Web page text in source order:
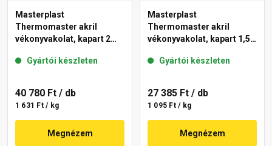
Masterplast
Thermomaster akril
vékonyvakolat, kapart 2
Gyártói készleten
40 780 Ft / db
1 631 Ft / kg
Megnézem
Masterplast
Thermomaster akril
vékonyvakolat, kapart 1,5
Gyártói készleten
27 385 Ft / db
1 095 Ft / kg
Megnézem